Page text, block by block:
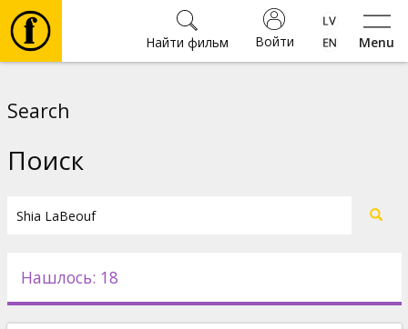
Menu
Войти
Найти фильм
Новости
Search
Поиск
Нашлось: 18